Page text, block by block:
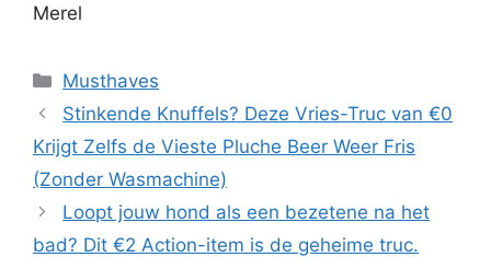
Merel
Categorieën
Musthaves
Stinkende Knuffels? Deze Vries-Truc van €0
Krijgt Zelfs de Vieste Pluche Beer Weer Fris
(Zonder Wasmachine)
Loopt jouw hond als een bezetene na het
bad? Dit €2 Action-item is de geheime truc.